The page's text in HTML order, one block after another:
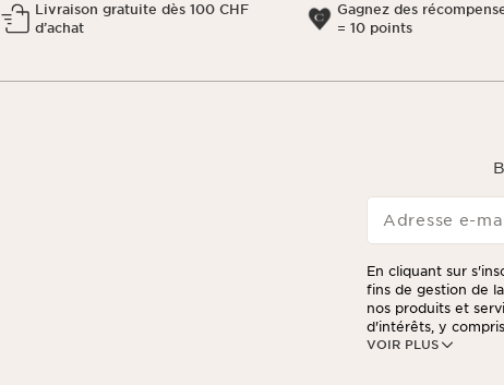
Livraison gratuite dès 100 CHF
d’achat
Gagnez des
= 10 points
Adresse e-
VOIR PLUS
En cliquant sur
fins de gestion de
nos produits et
d'intérêts, y
Vous pouvez